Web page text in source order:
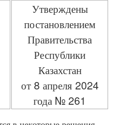
Утверждены
постановлением
Правительства
Республики
Казахстан
от 8 апреля 2024
года № 261